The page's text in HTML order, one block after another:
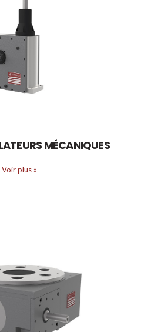
MÉCANIQUES
Voir plus »